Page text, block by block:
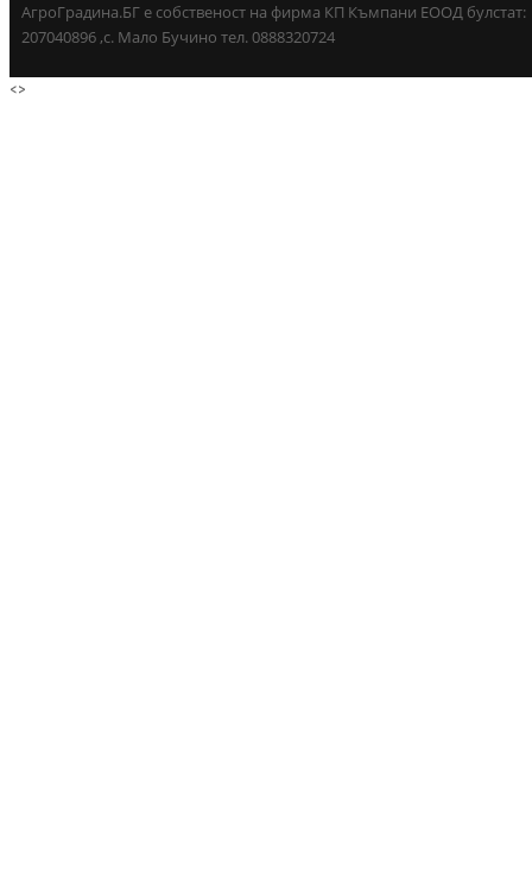
АгроГрадина.БГ е собственост на фирма КП Къмпани ЕООД булстат:
207040896 ,с. Мало Бучино тел. 0888320724
<>